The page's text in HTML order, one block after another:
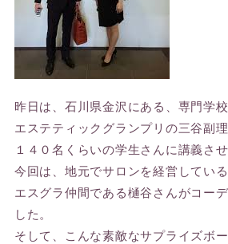
昨日は、石川県金沢にある、専門学
エステティックグランプリの三谷副理
１４０名くらいの学生さんに講義さ
今回は、地元でサロンを経営している
エスグラ仲間である樋谷さんがコー
した。
そして、こんな素敵なサプライズボ